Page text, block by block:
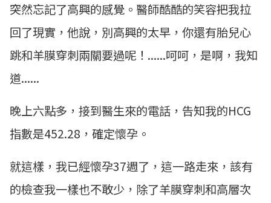
突然忘記了高興的感覺。醫師酷酷的笑容把我拉
回了現實，他說，別高興的太早，你還有胎兒心
跳和羊膜穿刺兩關要過呢！......呵呵，是啊，我知
道......
晚上六點多，接到醫生來的電話，告知我的HCG
指數是452.28，確定懷孕。
就這樣，我已經懷孕37週了，這一路走來，該有
的檢查我一樣也不敢少，除了羊膜穿刺和高層次